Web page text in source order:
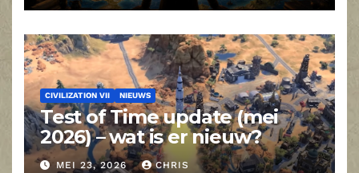
CIVILIZATION VII NIEUWS
Test of Time update (mei
2026) – wat is er nieuw?
MEI 23, 2026 CHRIS